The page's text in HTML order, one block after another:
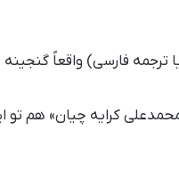
ترجمه فارسی) واقعاً
کرایه چیان» هم تو